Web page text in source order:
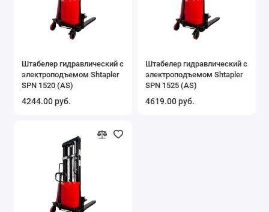
Штабелер гидравлический с
электроподъемом Shtapler
SPN 1520 (AS)
4244.00 руб.
Штабелер гидравлический с
электроподъемом Shtapler
SPN 1525 (AS)
4619.00 руб.